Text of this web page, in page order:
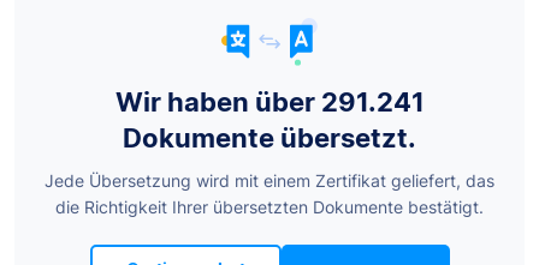
Wir haben über 291.241
Dokumente übersetzt.
Jede Übersetzung wird mit einem Zertifikat geliefert, das
die Richtigkeit Ihrer übersetzten Dokumente bestätigt.